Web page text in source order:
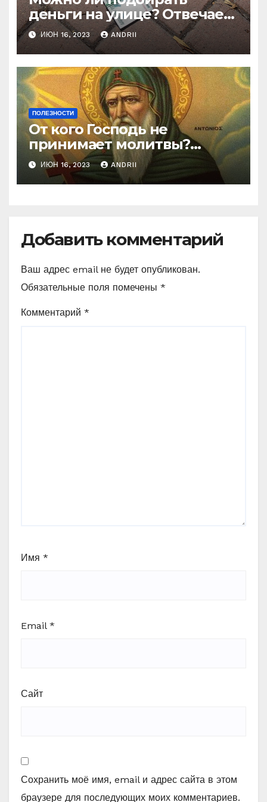
деньги на улице? Отвечает
батюшка
ИЮН 16, 2023 ANDRII
ПОЛЕЗНОСТИ
От кого Господь не
принимает молитвы?
Неожиданные слова
Ефрема Сирина
ИЮН 16, 2023 ANDRII
Добавить комментарий
Ваш адрес email не будет опубликован.
Обязательные поля помечены *
Комментарий *
Имя *
Email *
Сайт
Сохранить моё имя, email и адрес сайта в этом
браузере для последующих моих комментариев.